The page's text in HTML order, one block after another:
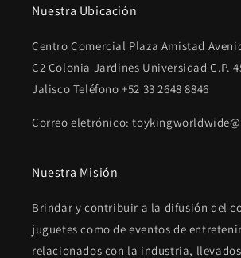
Nuestra Ubicación
Centro Comercial Plaza Amistad
C2 Colonia Jardines Universidad C.P.
Jalisco Teléfono +52 33 2648 8846
Correo eletrónico:
Nuestra Misión
Brindar y contribuir a la difusión del
juguetes como de eventos de
relacionados con la industria,